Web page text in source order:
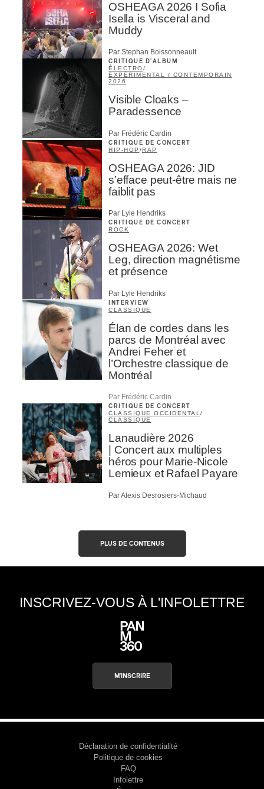
OSHEAGA 2026 I Sofia
Isella is Visceral and
Muddy
Par Stephan Boissonneault
CRITIQUE D'ALBUM
ÉLECTRO/
EXPÉRIMENTAL / CONTEMPORAIN
2026
Visible Cloaks –
Paradessence
Par Frédéric Cardin
CRITIQUE DE CONCERT
HIP-HOP /RAP
OSHEAGA 2026: JID
s’efface peut-être mais ne
faiblit pas
Par Lyle Hendriks
CRITIQUE DE CONCERT
ROCK
OSHEAGA 2026: Wet
Leg, direction magnétisme
et présence
Par Lyle Hendriks
INTERVIEW
CLASSIQUE
Élan de cordes dans les
parcs de Montréal avec
Andrei Feher et
l’Orchestre classique de
Montréal
Par Frédéric Cardin
CRITIQUE DE CONCERT
CLASSIQUE OCCIDENTAL /
CLASSIQUE
Lanaudière 2026
| Concert aux multiples
héros pour Marie-Nicole
Lemieux et Rafael Payare
Par Alexis Desrosiers-Michaud
PLUS DE CONTENUS
INSCRIVEZ-VOUS À L'INFOLETTRE
M'INSCRIRE
Déclaration de confidentialité
Politique de cookies
FAQ
Infolettre